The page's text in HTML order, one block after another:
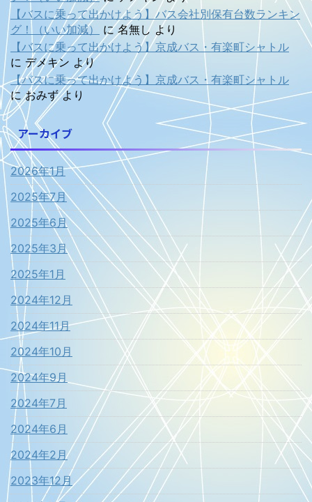
【バスに乗って出かけよう】バス会社別保有台数ランキン
グ！（いい加減）
に名無しより
【バスに乗って出かけよう】京成バス・有楽町シャトル
に デメキン より
【バスに乗って出かけよう】京成バス・有楽町シャトル
におみずより
アーカイブ
2026年1月
2025年7月
2025年6月
2025年3月
2025年1月
2024年12月
2024年11月
2024年10月
2024年9月
2024年7月
2024年6月
2024年2月
2023年12月